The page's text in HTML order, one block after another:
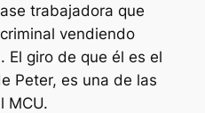
trabajadora que
vendiendo
El giro de que él es el
Peter, es una de las
MCU.